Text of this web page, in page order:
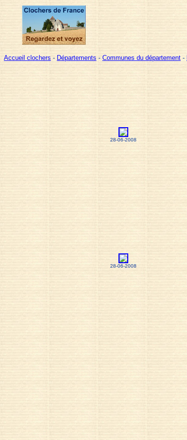
Accueil clochers - Départements - Communes du département -
28-06-2008
28-06-2008